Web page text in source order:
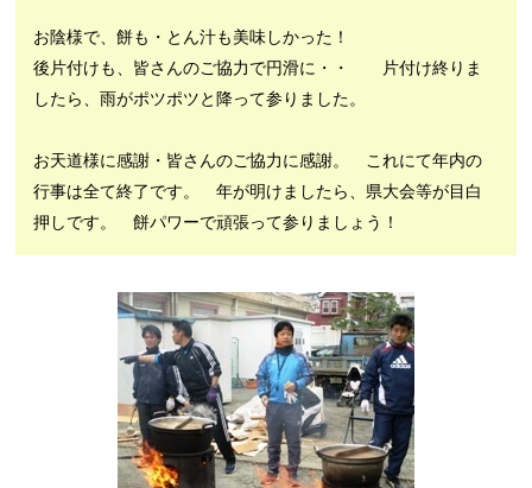
お陰様で、餅も・とん汁も美味しかった！
後片付けも、皆さんのご協力で円滑に・・ 片付け終りま
したら、雨がポツポツと降って参りました。
お天道様に感謝・皆さんのご協力に感謝。 これにて年内の
行事は全て終了です。 年が明けましたら、県大会等が目白
押しです。 餅パワーで頑張って参りましょう！